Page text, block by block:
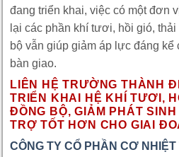
đang triển khai, việc có một đơn
lại các phần khí tươi, hồi gió,
bộ vẫn giúp giảm áp lực đáng
bàn giao.
LIÊN HỆ TRƯỜNG THÀNH
TRIỂN KHAI HỆ KHÍ TƯƠI,
ĐỒNG BỘ, GIẢM PHÁT
TRỢ TỐT HƠN CHO GIAI
CÔNG TY CỔ PHẦN CƠ